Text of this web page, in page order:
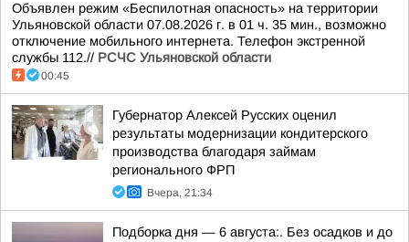
Объявлен режим «Беспилотная опасность» на территории
Ульяновской области 07.08.2026 г. в 01 ч. 35 мин., возможно
отключение мобильного интернета. Телефон экстренной
службы 112.// РСЧС Ульяновской области
00:45
Губернатор Алексей Русских оценил
результаты модернизации кондитерского
производства благодаря займам
регионального ФРП
Вчера, 21:34
Подборка дня — 6 августа:. Без осадков и до